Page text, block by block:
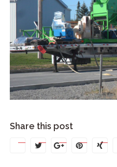
Share this post